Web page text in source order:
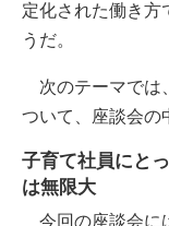
定化された働き方
うだ。
次のテーマでは
ついて、座談会の
子育て社員にと
は無限大
今回の座談会に